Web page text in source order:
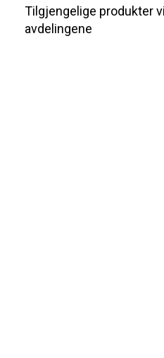
Tilgjengelige produkter
avdelingene